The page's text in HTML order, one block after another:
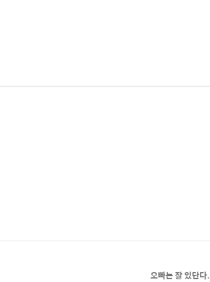
오빠는 잘 있단다.